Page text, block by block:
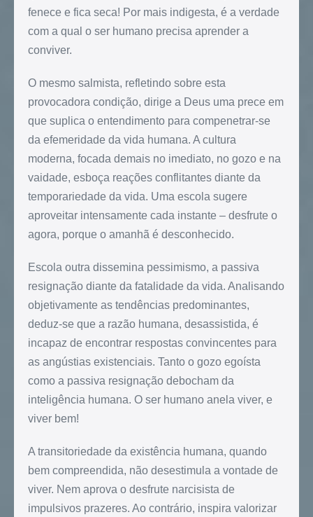
fenece e fica seca! Por mais indigesta, é a verdade
com a qual o ser humano precisa aprender a
conviver.
O mesmo salmista, refletindo sobre esta
provocadora condição, dirige a Deus uma prece em
que suplica o entendimento para compenetrar-se
da efemeridade da vida humana. A cultura
moderna, focada demais no imediato, no gozo e na
vaidade, esboça reações conflitantes diante da
temporariedade da vida. Uma escola sugere
aproveitar intensamente cada instante – desfrute o
agora, porque o amanhã é desconhecido.
Escola outra dissemina pessimismo, a passiva
resignação diante da fatalidade da vida. Analisando
objetivamente as tendências predominantes,
deduz-se que a razão humana, desassistida, é
incapaz de encontrar respostas convincentes para
as angústias existenciais. Tanto o gozo egoísta
como a passiva resignação debocham da
inteligência humana. O ser humano anela viver, e
viver bem!
A transitoriedade da existência humana, quando
bem compreendida, não desestimula a vontade de
viver. Nem aprova o desfrute narcisista de
impulsivos prazeres. Ao contrário, inspira valorizar